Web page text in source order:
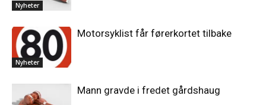
Nyheter
Nyheter
Motorsyklist får førerkortet tilbake
Mann gravde i fredet gårdshaug